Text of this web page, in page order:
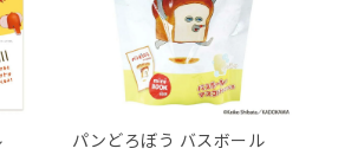
パンどろぼう バスボール